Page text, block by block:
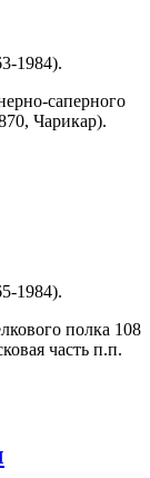
1984).
саперного
Чарикар).
1984).
полка 108
часть п.п.